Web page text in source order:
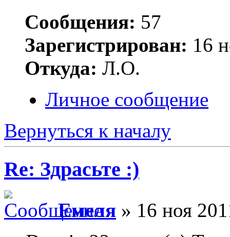
Сообщения: 57
Зарегистрирован: 16
Откуда: Л.О.
Личное сообщение
Вернуться к началу
Re: Здрасьте :)
Емеля » 16 ноя